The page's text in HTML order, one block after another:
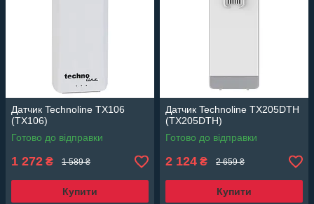
Датчик Technoline TX106
(TX106)
Готово до відправки
1 272 ₴ 1 589 ₴
Купити
Датчик Technoline TX205DTH
(TX205DTH)
Готово до відправки
2 124 ₴ 2 659 ₴
Купити